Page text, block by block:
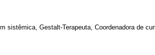
Gestalt-Terapeuta, Coordenadora de